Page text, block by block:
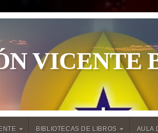
VICENTE
BIBLIOTECAS DE LIBROS AULA